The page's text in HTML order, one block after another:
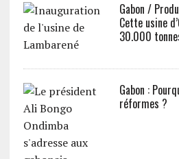
Gabon /
Cette usine
30.000
Gabon :
réformes ?